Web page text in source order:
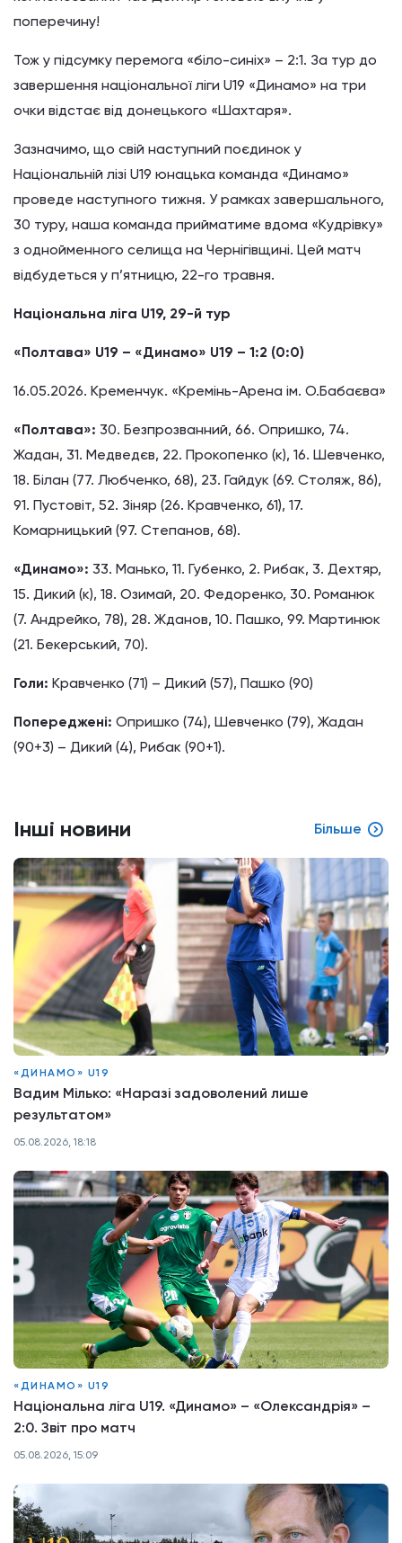
поперечину!
Тож у підсумку перемога «біло-синіх» – 2:1. За тур до
завершення національної ліги U19 «Динамо» на три
очки відстає від донецького «Шахтаря».
Зазначимо, що свій наступний поєдинок у
Національній лізі U19 юнацька команда «Динамо»
проведе наступного тижня. У рамках завершального,
30 туру, наша команда прийматиме вдома «Кудрівку»
з однойменного селища на Чернігівщині. Цей матч
відбудеться у п’ятницю, 22-го травня.
Національна ліга U19, 29-й тур
«Полтава» U19 – «Динамо» U19 – 1:2 (0:0)
16.05.2026. Кременчук. «Кремінь-Арена ім. О.Бабаєва»
«Полтава»: 30. Безпрозванний, 66. Опришко, 74.
Жадан, 31. Медведєв, 22. Прокопенко (к), 16. Шевченко,
18. Білан (77. Любченко, 68), 23. Гайдук (69. Столяж, 86),
91. Пустовіт, 52. Зіняр (26. Кравченко, 61), 17.
Комарницький (97. Степанов, 68).
«Динамо»: 33. Манько, 11. Губенко, 2. Рибак, 3. Дехтяр,
15. Дикий (к), 18. Озимай, 20. Федоренко, 30. Романюк
(7. Андрейко, 78), 28. Жданов, 10. Пашко, 99. Мартинюк
(21. Бекерський, 70).
Голи: Кравченко (71) – Дикий (57), Пашко (90)
Попереджені: Опришко (74), Шевченко (79), Жадан
(90+3) – Дикий (4), Рибак (90+1).
Інші новини Більше
«ДИНАМО» U19
Вадим Мілько: «Наразі задоволений лише
результатом»
05.08.2026, 18:18
«ДИНАМО» U19
Національна ліга U19. «Динамо» – «Олександрія» –
2:0. Звіт про матч
05.08.2026, 15:09